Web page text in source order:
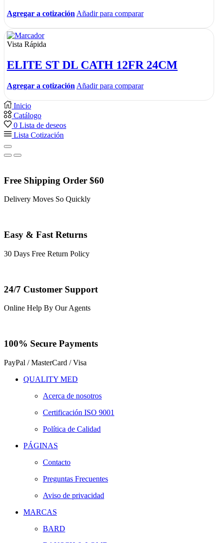
Agregar a cotización Añadir para comparar
Vista Rápida
ELITE ST DL CATH 12FR 24CM
Agregar a cotización Añadir para comparar
Inicio
Catálogo
0 Lista de deseos
Lista Cotización
Free Shipping Order $60
Delivery Moves So Quickly
Easy & Fast Returns
30 Days Free Return Policy
24/7 Customer Support
Online Help By Our Agents
100% Secure Payments
PayPal / MasterCard / Visa
QUALITY MED
Acerca de nosotros
Certificación ISO 9001
Política de Calidad
PÁGINAS
Contacto
Preguntas Frecuentes
Aviso de privacidad
MARCAS
BARD